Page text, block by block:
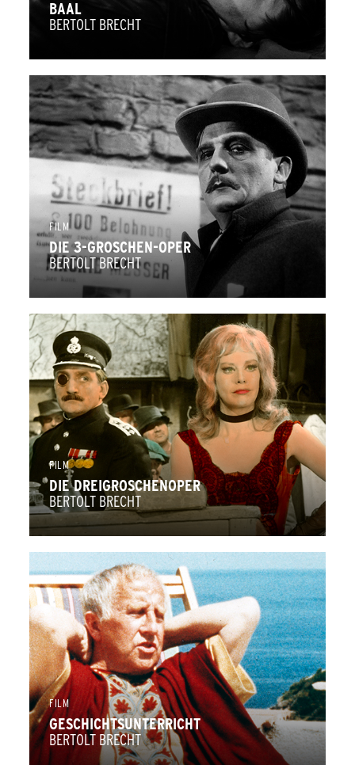
Wesen des Films liegt laut Seeßlen in der Rolle des
Zuschauers. Brecht lehnt es ab, dass sich die Zuschauer mit
den vorgeführten Figuren auf der Leinwand identifizieren.
Doch jeder Film, besonders, wenn er auf Genre-
Dramaturgien beruht, ist bemüht, das Publikum zu
involvieren. Darin liegen Wesen und Mythos des Kinos.
Brecht fordert somit nichts weniger als dessen
Entmythisierung. Zwar hat er dieses Ziel schlussendlich
nicht erreicht, doch der Brecht’sche Verfremdungseffekt
gehört inzwischen zum Repertoire von Regisseuren von
Godard über Haneke bis Tarantino. Brechts Technik ist
damit nicht mehr nur im Zusammenhang mit seinen
gesellschaftskritischen Intentionen gültig, sondern längst
im »Mainstream« angekommen. (Florian Widegger)
ZURÜCK
BAAL
BERTOLT BRECHT
FILM
DIE 3-GROSCHEN-OPER
BERTOLT BRECHT
FILM
DIE DREIGROSCHENOPER
BERTOLT BRECHT
FILM
GESCHICHTSUNTERRICHT
BERTOLT BRECHT